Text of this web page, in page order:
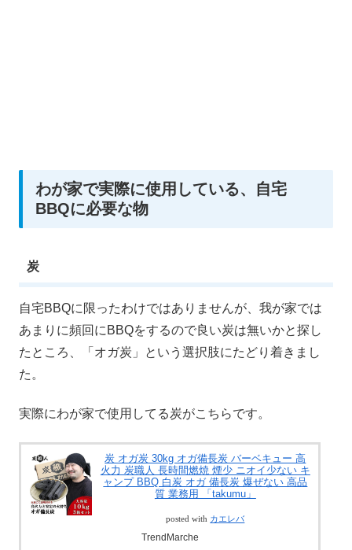
わが家で実際に使用している、自宅
BBQに必要な物
炭
自宅BBQに限ったわけではありませんが、我が家では
あまりに頻回にBBQをするので良い炭は無いかと探し
たところ、「オガ炭」という選択肢にたどり着きまし
た。
実際にわが家で使用してる炭がこちらです。
炭 オガ炭 30kg オガ備長炭 バーベキュー 高
火力 炭職人 長時間燃焼 煙少 ニオイ少ない キ
ャンプ BBQ 白炭 オガ 備長炭 爆ぜない 高品
質 業務用 「takumu」
posted with カエレバ
TrendMarche